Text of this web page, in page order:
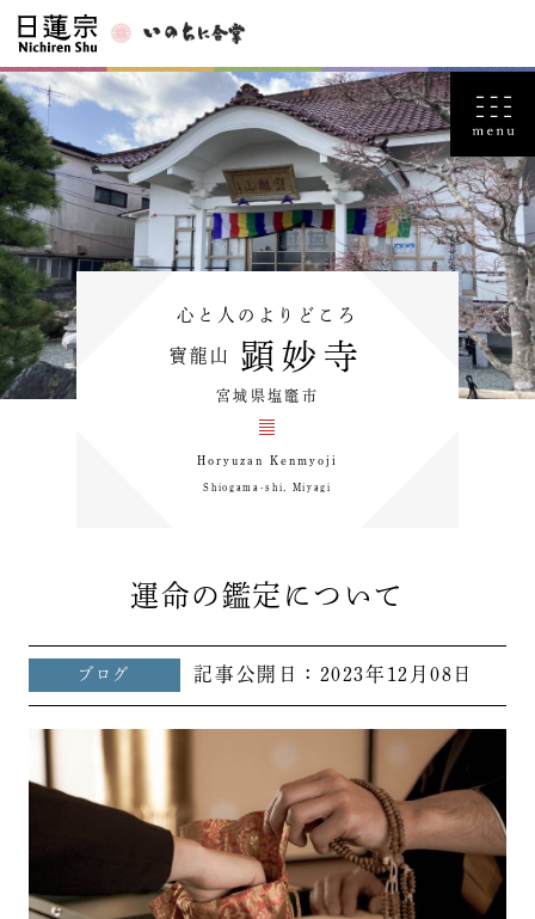
心と人のよりどころ
寶龍山 顕妙寺
宮城県塩竈市
Horyuzan Kenmyoji
Shiogama-shi, Miyagi
運命の鑑定について
ブログ 記事公開日： 2023年12月08日